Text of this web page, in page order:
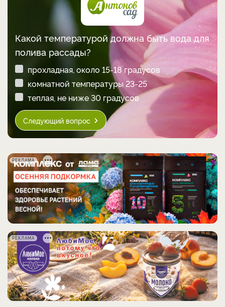
Какой температурой должна быть вода для
полива рассады?
прохладная, около 15-18 градусов
комнатной температуры 23-25
теплая, не ниже 30 градусов
Следующий вопрос
РЕКЛАМА
РЕКЛАМА